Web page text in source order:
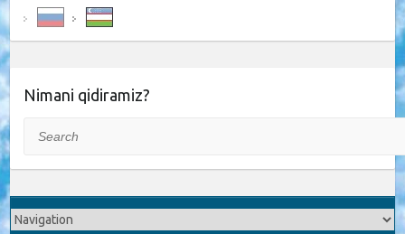
Nimani qidiramiz?